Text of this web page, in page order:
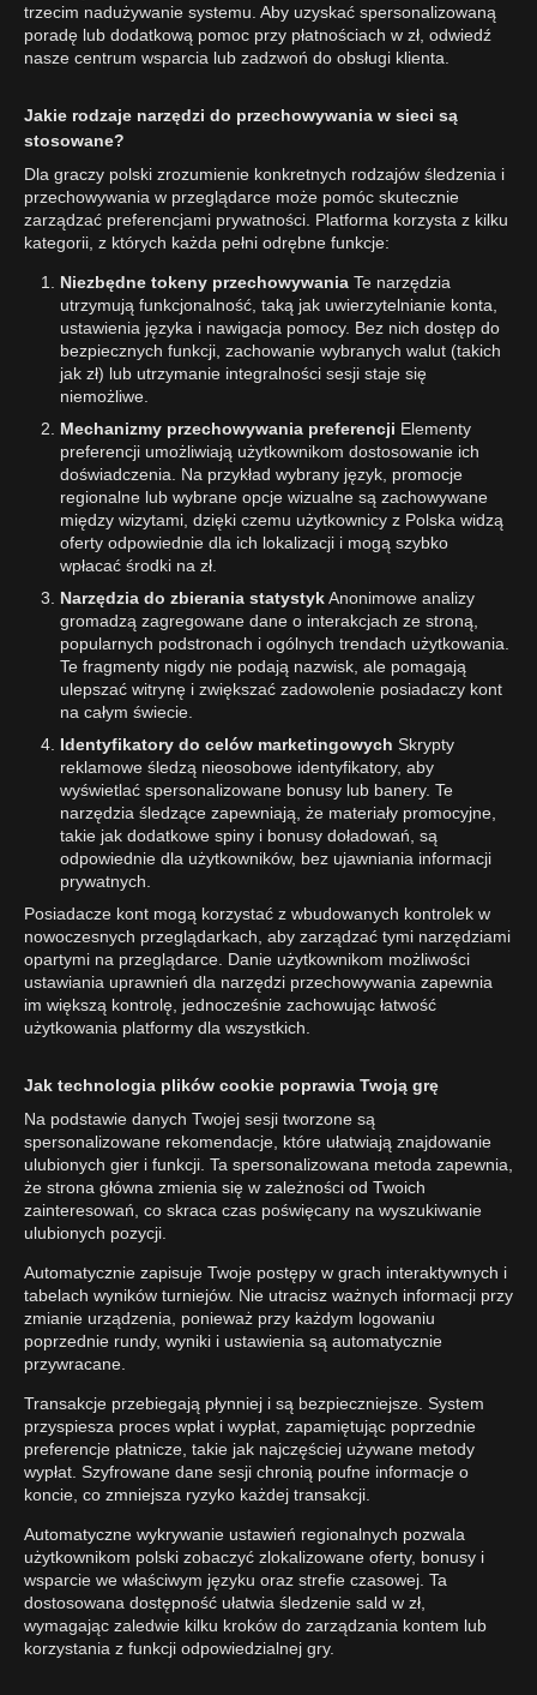
trzecim nadużywanie systemu. Aby uzyskać spersonalizowaną
poradę lub dodatkową pomoc przy płatnościach w zł, odwiedź
nasze centrum wsparcia lub zadzwoń do obsługi klienta.
Jakie rodzaje narzędzi do przechowywania w sieci są
stosowane?
Dla graczy polski zrozumienie konkretnych rodzajów śledzenia i
przechowywania w przeglądarce może pomóc skutecznie
zarządzać preferencjami prywatności. Platforma korzysta z kilku
kategorii, z których każda pełni odrębne funkcje:
Niezbędne tokeny przechowywania Te narzędzia
utrzymują funkcjonalność, taką jak uwierzytelnianie konta,
ustawienia języka i nawigacja pomocy. Bez nich dostęp do
bezpiecznych funkcji, zachowanie wybranych walut (takich
jak zł) lub utrzymanie integralności sesji staje się
niemożliwe.
Mechanizmy przechowywania preferencji Elementy
preferencji umożliwiają użytkownikom dostosowanie ich
doświadczenia. Na przykład wybrany język, promocje
regionalne lub wybrane opcje wizualne są zachowywane
między wizytami, dzięki czemu użytkownicy z Polska widzą
oferty odpowiednie dla ich lokalizacji i mogą szybko
wpłacać środki na zł.
Narzędzia do zbierania statystykAnonimowe analizy
gromadzą zagregowane dane o interakcjach ze stroną,
popularnych podstronach i ogólnych trendach użytkowania.
Te fragmenty nigdy nie podają nazwisk, ale pomagają
ulepszać witrynę i zwiększać zadowolenie posiadaczy kont
na całym świecie.
Identyfikatory do celów marketingowych Skrypty
reklamowe śledzą nieosobowe identyfikatory, aby
wyświetlać spersonalizowane bonusy lub banery. Te
narzędzia śledzące zapewniają, że materiały promocyjne,
takie jak dodatkowe spiny i bonusy doładowań, są
odpowiednie dla użytkowników, bez ujawniania informacji
prywatnych.
Posiadacze kont mogą korzystać z wbudowanych kontrolek w
nowoczesnych przeglądarkach, aby zarządzać tymi narzędziami
opartymi na przeglądarce. Danie użytkownikom możliwości
ustawiania uprawnień dla narzędzi przechowywania zapewnia
im większą kontrolę, jednocześnie zachowując łatwość
użytkowania platformy dla wszystkich.
Jak technologia plików cookie poprawia Twoją grę
Na podstawie danych Twojej sesji tworzone są
spersonalizowane rekomendacje, które ułatwiają znajdowanie
ulubionych gier i funkcji. Ta spersonalizowana metoda zapewnia,
że strona główna zmienia się w zależności od Twoich
zainteresowań, co skraca czas poświęcany na wyszukiwanie
ulubionych pozycji.
Automatycznie zapisuje Twoje postępy w grach interaktywnych i
tabelach wyników turniejów. Nie utracisz ważnych informacji przy
zmianie urządzenia, ponieważ przy każdym logowaniu
poprzednie rundy, wyniki i ustawienia są automatycznie
przywracane.
Transakcje przebiegają płynniej i są bezpieczniejsze. System
przyspiesza proces wpłat i wypłat, zapamiętując poprzednie
preferencje płatnicze, takie jak najczęściej używane metody
wypłat. Szyfrowane dane sesji chronią poufne informacje o
koncie, co zmniejsza ryzyko każdej transakcji.
Automatyczne wykrywanie ustawień regionalnych pozwala
użytkownikom polski zobaczyć zlokalizowane oferty, bonusy i
wsparcie we właściwym języku oraz strefie czasowej. Ta
dostosowana dostępność ułatwia śledzenie sald w zł,
wymagając zaledwie kilku kroków do zarządzania kontem lub
korzystania z funkcji odpowiedzialnej gry.